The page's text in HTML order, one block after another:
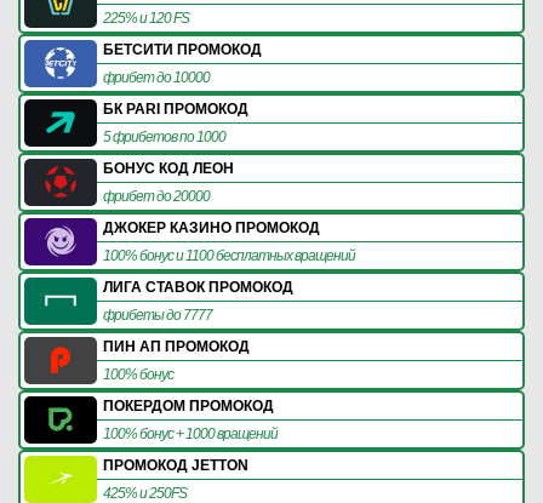
225% и 120 FS
БЕТСИТИ ПРОМОКОД
фрибет до 10000
БК PARI ПРОМОКОД
5 фрибетов по 1000
БОНУС КОД ЛЕОН
фрибет до 20000
ДЖОКЕР КАЗИНО ПРОМОКОД
100% бонус и 1100 бесплатных вращений
ЛИГА СТАВОК ПРОМОКОД
фрибеты до 7777
ПИН АП ПРОМОКОД
100% бонус
ПОКЕРДОМ ПРОМОКОД
100% бонус + 1000 вращений
ПРОМОКОД JETTON
425% и 250FS